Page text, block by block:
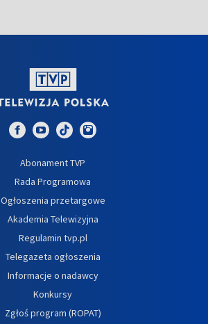
Abonament TVP
Rada Programowa
Ogłoszenia przetargowe
Akademia Telewizyjna
Regulamin tvp.pl
Telegazeta ogłoszenia
Informacje o nadawcy
Konkursy
Zgłoś program (ROPAT)